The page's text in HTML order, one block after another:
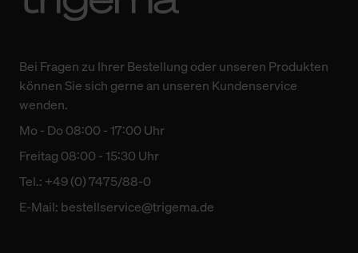
Bei Fragen zu Ihrer Bestellung oder unseren Produkten
können Sie sich gerne an unseren Kundenservice
wenden.
Mo - Do 08:00 - 17:00 Uhr
Freitag 08:00 - 15:30 Uhr
Tel.: +49 (0) 7475/88-0
E-Mail: bestellservice@trigema.de